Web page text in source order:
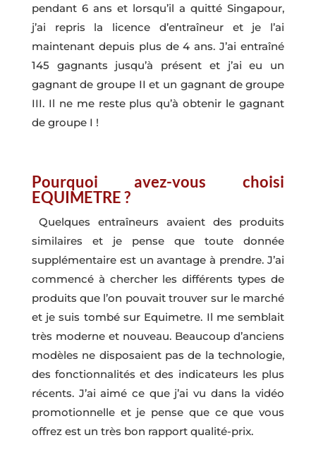
pendant 6 ans et lorsqu’il a quitté Singapour,
j’ai repris la licence d’entraîneur et je l’ai
maintenant depuis plus de 4 ans. J’ai entraîné
145 gagnants jusqu’à présent et j’ai eu un
gagnant de groupe II et un gagnant de groupe
III. Il ne me reste plus qu’à obtenir le gagnant
de groupe I !
Pourquoi avez-vous choisi
EQUIMETRE ?
Quelques entraîneurs avaient des produits
similaires et je pense que toute donnée
supplémentaire est un avantage à prendre. J’ai
commencé à chercher les différents types de
produits que l’on pouvait trouver sur le marché
et je suis tombé sur Equimetre. Il me semblait
très moderne et nouveau. Beaucoup d’anciens
modèles ne disposaient pas de la technologie,
des fonctionnalités et des indicateurs les plus
récents. J’ai aimé ce que j’ai vu dans la vidéo
promotionnelle et je pense que ce que vous
offrez est un très bon rapport qualité-prix.